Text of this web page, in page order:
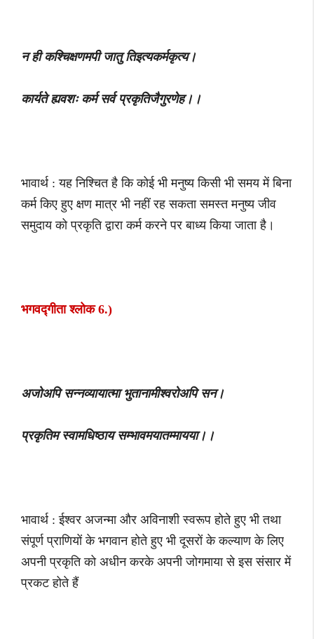
न ही कश्चिक्षणमपी जातु तिइत्यकर्मकृत्य।
कार्यते ह्यवशः कर्म सर्व प्रकृतिजैगुरणेह।।
भावार्थ : यह निश्चित है कि कोई भी मनुष्य किसी भी समय में बिना
कर्म किए हुए क्षण मात्र भी नहीं रह सकता समस्त मनुष्य जीव
समुदाय को प्रकृति द्वारा कर्म करने पर बाध्य किया जाता है।
भगवद्गीता श्लोक 6.)
अजोअपि सन्नव्यायात्मा भुतानामीश्वरोअपि सन।
प्रकृतिम स्वामधिष्ठाय सम्भावमयातम्मायया।।
भावार्थ : ईश्वर अजन्मा और अविनाशी स्वरूप होते हुए भी तथा
संपूर्ण प्राणियों के भगवान होते हुए भी दूसरों के कल्याण के लिए
अपनी प्रकृति को अधीन करके अपनी जोगमाया से इस संसार में
प्रकट होते हैं